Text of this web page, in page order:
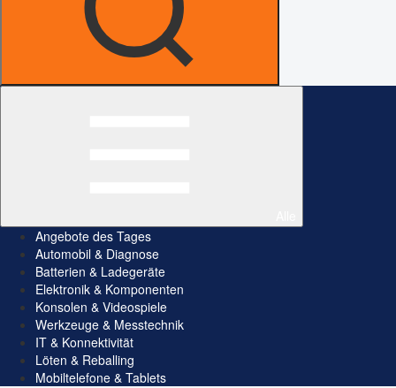
Angebote des Tages
Automobil & Diagnose
Batterien & Ladegeräte
Elektronik & Komponenten
Konsolen & Videospiele
Werkzeuge & Messtechnik
IT & Konnektivität
Löten & Reballing
Mobiltelefone & Tablets